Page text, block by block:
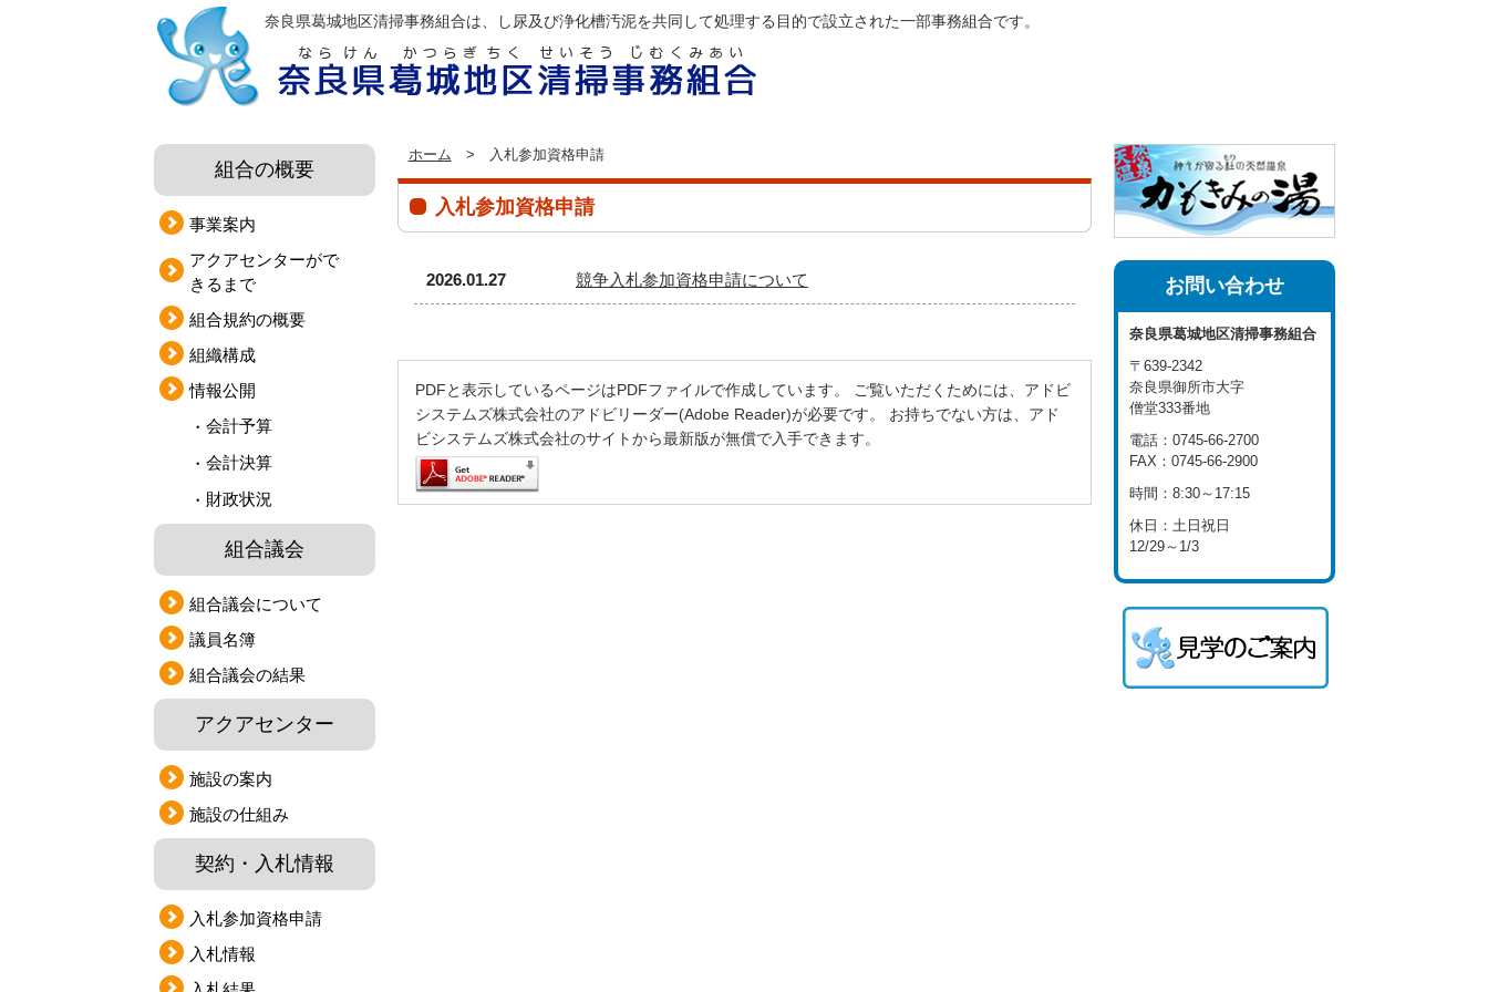
奈良県葛城地区清掃事務組合は、し尿及び浄化槽汚泥を共同して処理する目的で設立された一部事務組合です。
ホーム > 入札参加資格申請
入札参加資格申請
2026.01.27 競争入札参加資格申請について
PDFと表示しているページはPDFファイルで作成しています。 ご覧いただくためには、アドビ
システムズ株式会社のアドビリーダー(Adobe Reader)が必要です。 お持ちでない方は、アド
ビシステムズ株式会社のサイトから最新版が無償で入手できます。
組合の概要
事業案内
アクアセンターがで
きるまで
組合規約の概要
組織構成
情報公開
会計予算
会計決算
財政状況
組合議会
組合議会について
議員名簿
組合議会の結果
アクアセンター
施設の案内
施設の仕組み
契約・入札情報
入札参加資格申請
入札情報
お問い合わせ
奈良県葛城地区清掃事務組合
〒639-2342
奈良県御所市大字
僧堂333番地
電話：0745-66-2700
FAX：0745-66-2900
時間：8:30～17:15
休日：土日祝日
12/29～1/3